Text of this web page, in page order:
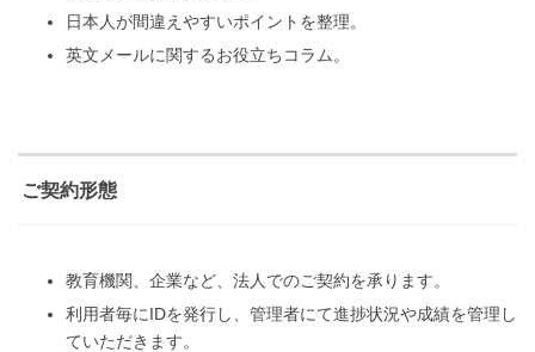
日本人が間違えやすいポイントを整理。
英文メールに関するお役立ちコラム。
ご契約形態
教育機関、企業など、法人でのご契約を承ります。
利用者毎にIDを発行し、管理者にて進捗状況や成績を管理し
ていただきます。